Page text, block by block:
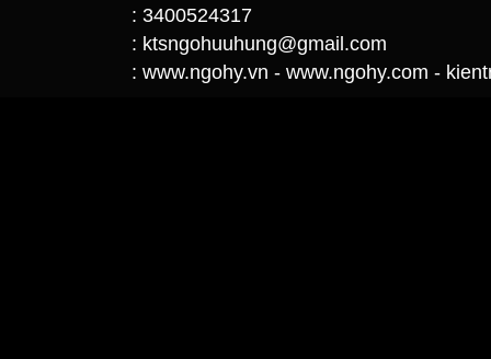
: 3400524317
: ktsngohuuhung@gmail.com
: www.ngohy.vn - www.ngohy.com -